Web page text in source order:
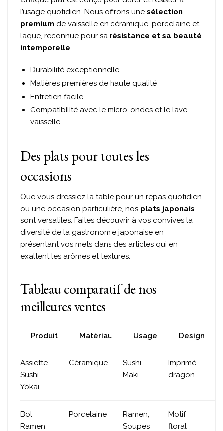
l’usage quotidien. Nous offrons une sélection
premium de vaisselle en céramique, porcelaine et
laque, reconnue pour sa résistance et sa beauté
intemporelle.
Durabilité exceptionnelle
Matières premières de haute qualité
Entretien facile
Compatibilité avec le micro-ondes et le lave-
vaisselle
Des plats pour toutes les
occasions
Que vous dressiez la table pour un repas quotidien
ou une occasion particulière, nos plats japonais
sont versatiles. Faites découvrir à vos convives la
diversité de la gastronomie japonaise en
présentant vos mets dans des articles qui en
exaltent les arômes et textures.
Tableau comparatif de nos
meilleures ventes
Produit Matériau Usage Design
Assiette
Sushi
Yokai
Céramique
Sushi,
Maki
Imprimé
dragon
Bol
Ramen
Porcelaine
Ramen,
Soupes
Motif
floral